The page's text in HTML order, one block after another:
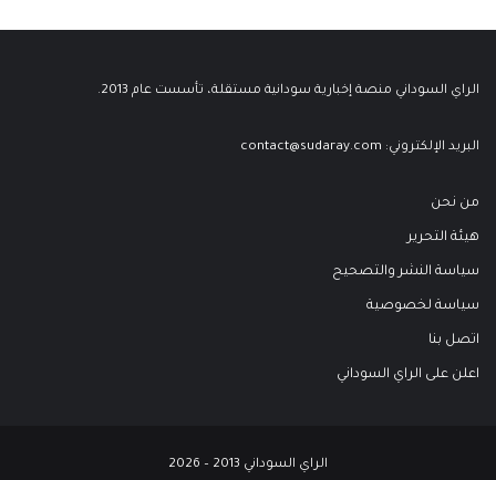
الراي السوداني منصة إخبارية سودانية مستقلة، تأسست عام 2013.
البريد الإلكتروني: contact@sudaray.com
من نحن
هيئة التحرير
سياسة النشر والتصحيح
سياسة لخصوصية
اتصل بنا
اعلن على الراي السوداني
الراي السوداني 2013 – 2026